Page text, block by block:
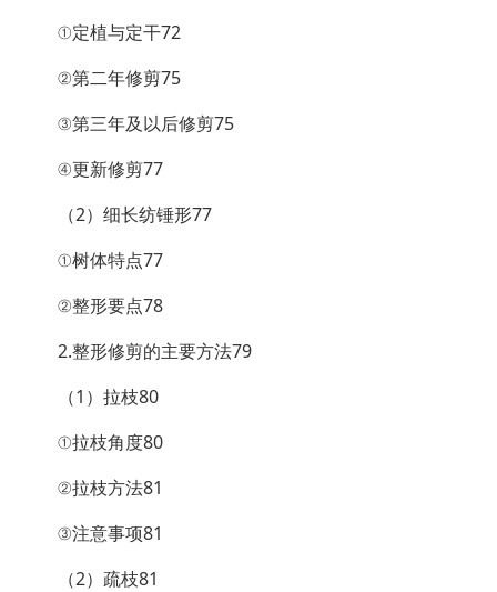
①定植与定干72
②第二年修剪75
③第三年及以后修剪75
④更新修剪77
（2）细长纺锤形77
①树体特点77
②整形要点78
2.整形修剪的主要方法79
（1）拉枝80
①拉枝角度80
②拉枝方法81
③注意事项81
（2）疏枝81